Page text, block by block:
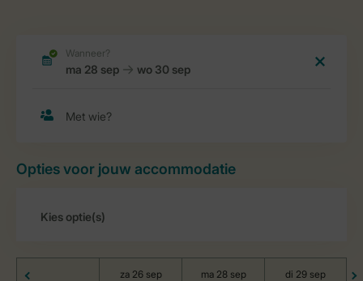
Opties voor jouw accommodatie
za 26 sep ma 28 sep di 29 sep